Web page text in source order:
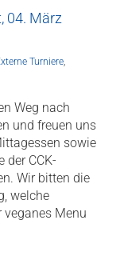
04. März
Turniere,
Weg nach
und freuen uns
sowie
der CCK-
Wir bitten die
welche
Menu